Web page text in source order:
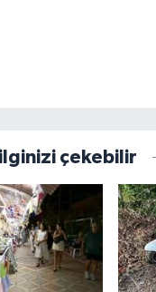
çekebilir